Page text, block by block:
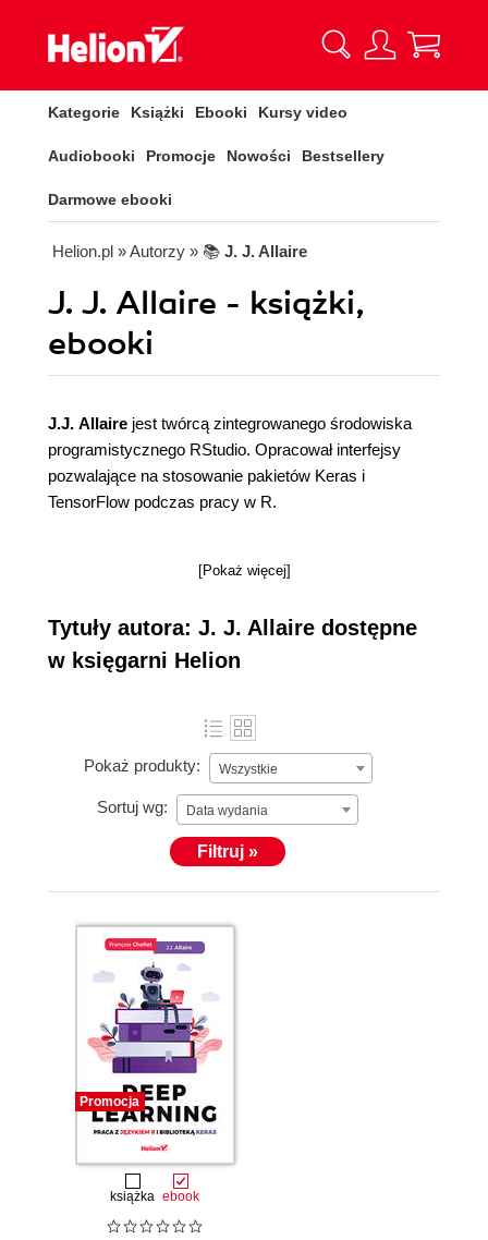
Kategorie Książki Ebooki Kursy video
Audiobooki Promocje Nowości Bestsellery
Darmowe ebooki
Helion.pl » Autorzy » 📚 J. J. Allaire
J. J. Allaire - książki,
ebooki
J.J. Allaire jest twórcą zintegrowanego środowiska
programistycznego RStudio. Opracował interfejsy
pozwalające na stosowanie pakietów Keras i
TensorFlow podczas pracy w R.
[Pokaż więcej]
Tytuły autora: J. J. Allaire dostępne
w księgarni Helion
Pokaż produkty: Wszystkie
Sortuj wg: Data wydania
Filtruj »
Promocja
książka ebook